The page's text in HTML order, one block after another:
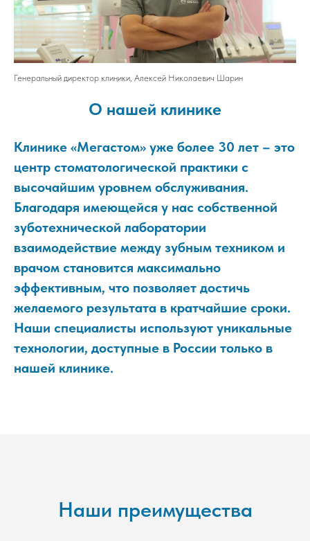
Генеральный директор клиники, Алексей Николаевич Шарин
О нашей клинике
Клинике «Мегастом» уже более 30 лет – это
центр стоматологической практики с
высочайшим уровнем обслуживания.
Благодаря имеющейся у нас собственной
зуботехнической лаборатории
взаимодействие между зубным техником и
врачом становится максимально
эффективным, что позволяет достичь
желаемого результата в кратчайшие сроки.
Наши специалисты используют уникальные
технологии, доступные в России только в
нашей клинике.
Наши преимущества